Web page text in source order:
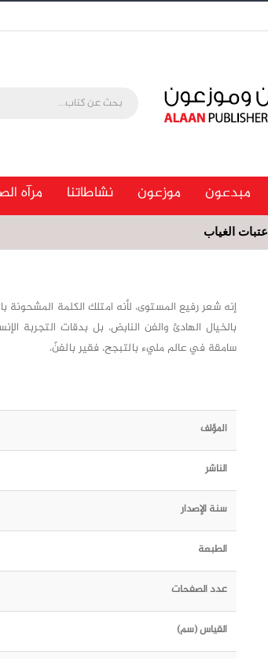
مبدعون موزعون نشاطاتنا مرآه
عتبات الغياب
إنه شعر رفيع المستوى، لأنه امتلك الكلمة المشحونة
بالخيال الهادئ والفن النابض، بل بدقات التجربة
سامقة في عالم مليء بالتبجح، فقير بالفنّ.
المؤلف
الناشر
سنة الإصدار
الطبعة
عدد الصفحات
القياس (سم)